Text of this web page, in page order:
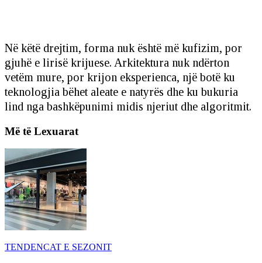
Në këtë drejtim, forma nuk është më kufizim, por
gjuhë e lirisë krijuese. Arkitektura nuk ndërton
vetëm mure, por krijon eksperienca, një botë ku
teknologjia bëhet aleate e natyrës dhe ku bukuria
lind nga bashkëpunimi midis njeriut dhe algoritmit.
Më të Lexuarat
TENDENCAT E SEZONIT